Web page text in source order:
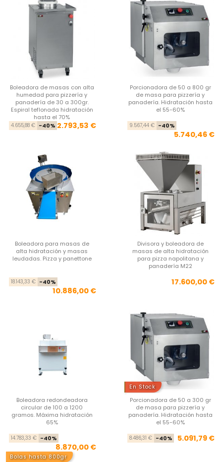
Boleadora de masas con alta
humedad para pizzería y
panadería de 30 a 300gr.
Espiral teflonada hidratación
hasta el 70%
Precio base
4.655,88 € -40% Precio
2.793,53 €
Porcionadora de 50 a 800 gr
de masa para pizzería y
panadería. Hidratación hasta
el 55-60%
9.567,44 € -40%
5.740,46 €
Boleadora para masas de
alta hidratación y masas
leudadas. Pizza y panettone
18.143,33 € -40%
10.886,00 €
Divisora y boleadora de
masas de alta hidratación
para pizza napolitana y
panadería M22
17.600,00 €
Boleadora redondeadora
circular de 100 a 1200
gramos. Máxima hidratación
65%
Precio base
14.783,33 € -40%
8.870,00 €
En Stock
Porcionadora de 50 a 300 gr
de masa para pizzería y
panadería. Hidratación hasta
el 55-60%
8.486,31 € -40% 5.091,79 €
Bolas hasta 800gr